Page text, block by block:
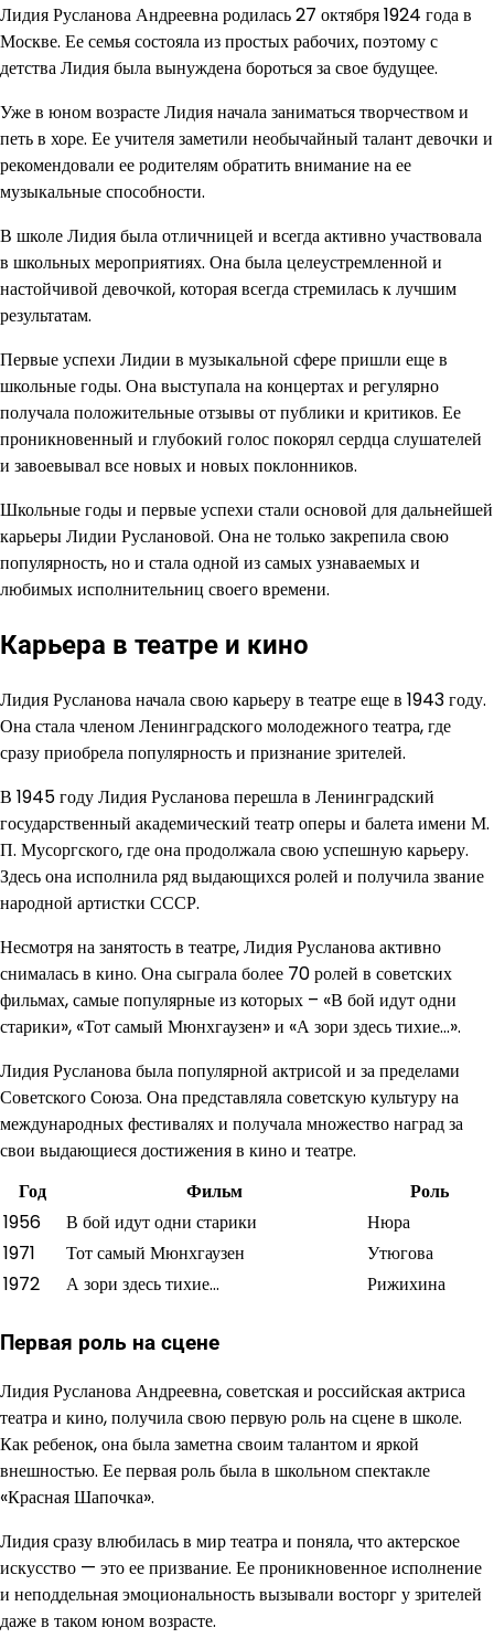
Лидия Русланова Андреевна родилась 27 октября 1924 года в
Москве. Ее семья состояла из простых рабочих, поэтому с
детства Лидия была вынуждена бороться за свое будущее.
Уже в юном возрасте Лидия начала заниматься творчеством и
петь в хоре. Ее учителя заметили необычайный талант девочки и
рекомендовали ее родителям обратить внимание на ее
музыкальные способности.
В школе Лидия была отличницей и всегда активно участвовала
в школьных мероприятиях. Она была целеустремленной и
настойчивой девочкой, которая всегда стремилась к лучшим
результатам.
Первые успехи Лидии в музыкальной сфере пришли еще в
школьные годы. Она выступала на концертах и регулярно
получала положительные отзывы от публики и критиков. Ее
проникновенный и глубокий голос покорял сердца слушателей
и завоевывал все новых и новых поклонников.
Школьные годы и первые успехи стали основой для дальнейшей
карьеры Лидии Руслановой. Она не только закрепила свою
популярность, но и стала одной из самых узнаваемых и
любимых исполнительниц своего времени.
Карьера в театре и кино
Лидия Русланова начала свою карьеру в театре еще в 1943 году.
Она стала членом Ленинградского молодежного театра, где
сразу приобрела популярность и признание зрителей.
В 1945 году Лидия Русланова перешла в Ленинградский
государственный академический театр оперы и балета имени М.
П. Мусоргского, где она продолжала свою успешную карьеру.
Здесь она исполнила ряд выдающихся ролей и получила звание
народной артистки СССР.
Несмотря на занятость в театре, Лидия Русланова активно
снималась в кино. Она сыграла более 70 ролей в советских
фильмах, самые популярные из которых – «В бой идут одни
старики», «Тот самый Мюнхгаузен» и «А зори здесь тихие…».
Лидия Русланова была популярной актрисой и за пределами
Советского Союза. Она представляла советскую культуру на
международных фестивалях и получала множество наград за
свои выдающиеся достижения в кино и театре.
Год
Фильм
Роль
1956
В бой идут одни старики
Нюра
1971
Тот самый Мюнхгаузен
Утюгова
1972
А зори здесь тихие… Рижихина
Первая роль на сцене
Лидия Русланова Андреевна, советская и российская актриса
театра и кино, получила свою первую роль на сцене в школе.
Как ребенок, она была заметна своим талантом и яркой
внешностью. Ее первая роль была в школьном спектакле
«Красная Шапочка».
Лидия сразу влюбилась в мир театра и поняла, что актерское
искусство — это ее призвание. Ее проникновенное исполнение
и неподдельная эмоциональность вызывали восторг у зрителей
даже в таком юном возрасте.